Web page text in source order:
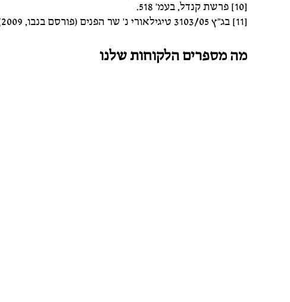
[10] פרשת קנדל, בעמ' 518.
[11] בג"ץ 3103/05 טיגילאורי נ' שר הפנים (פורסם בנבו, 2009)
מה מספרים הלקוחות שלנו